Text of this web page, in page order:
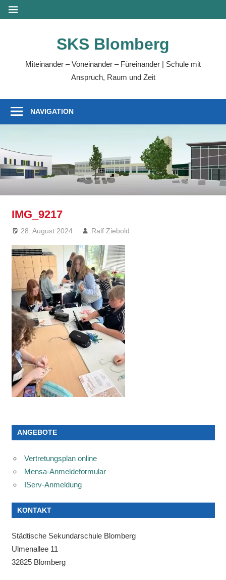
Zum
Inhalt
MENÜ
SKS Blomberg
Miteinander – Voneinander – Füreinander | Schule mit
Anspruch, Raum und Zeit
NAVIGATION
IMG_9217
28. August 2024 Ralf Ziebold
ANGEBOTE
Vertretungsplan online
Mensa-Anmeldeformular
IServ-Anmeldung
KONTAKT
Städtische Sekundarschule Blomberg
Ulmenallee 11
32825 Blomberg